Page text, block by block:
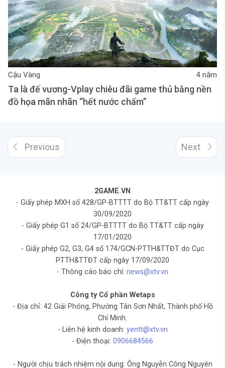
Cậu Vàng 4 năm
Ta là đế vương-Vplay chiêu đãi game thủ bằng nền
đồ họa mãn nhãn “hết nước chấm”
Previous Next
2GAME.VN
- Giấy phép MXH số 428/GP-BTTTT do Bộ TT&TT cấp ngày
30/09/2020
- Giấy phép G1 số 24/GP-BTTTT do Bộ TT&TT cấp ngày
17/01/2020
- Giấy phép G2, G3, G4 số 174/GCN-PTTH&TTĐT do Cục
PTTH&TTĐT cấp ngày 17/09/2020
- Thông cáo báo chí: news@xtv.vn
Công ty Cổ phần Wetaps
- Địa chỉ: 42 Giải Phóng, Phường Tân Sơn Nhất, Thành phố Hồ
Chí Minh.
- Liên hệ kinh doanh: yentt@xtv.vn
- Điện thoại: 0906684566
- Người chịu trách nhiệm nội dung: Ông Nguyễn Công Nguyên